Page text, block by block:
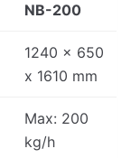
NB-200
1240 x 650
x 1610 mm
Max: 200
kg/h